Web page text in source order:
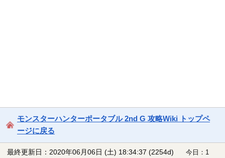
モンスターハンターポータブル 2nd G 攻略Wiki トップペ
ージに戻る
最終更新日：2020年06月06日 (土) 18:34:37 (2254d)
今日：1